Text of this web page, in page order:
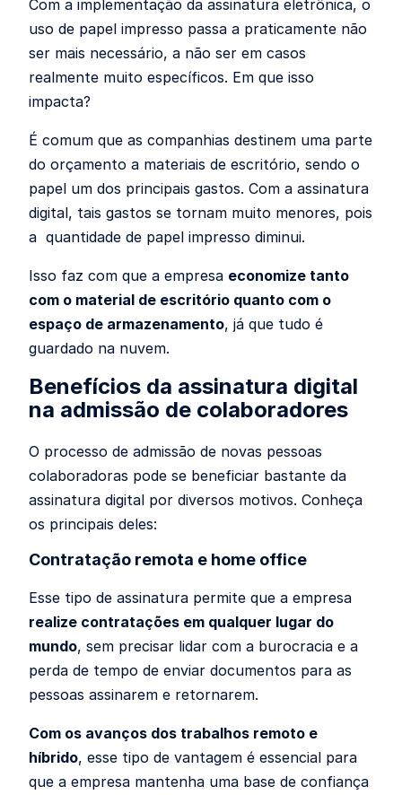
Com a implementação da assinatura eletrônica, o
uso de papel impresso passa a praticamente não
ser mais necessário, a não ser em casos
realmente muito específicos. Em que isso
impacta?
É comum que as companhias destinem uma parte
do orçamento a materiais de escritório, sendo o
papel um dos principais gastos. Com a assinatura
digital, tais gastos se tornam muito menores, pois
a quantidade de papel impresso diminui.
Isso faz com que a empresa economize tanto
com o material de escritório quanto com o
espaço de armazenamento, já que tudo é
guardado na nuvem.
Benefícios da assinatura digital
na admissão de colaboradores
O processo de admissão de novas pessoas
colaboradoras pode se beneficiar bastante da
assinatura digital por diversos motivos. Conheça
os principais deles:
Contratação remota e home office
Esse tipo de assinatura permite que a empresa
realize contratações em qualquer lugar do
mundo, sem precisar lidar com a burocracia e a
perda de tempo de enviar documentos para as
pessoas assinarem e retornarem.
Com os avanços dos trabalhos remoto e
híbrido, esse tipo de vantagem é essencial para
que a empresa mantenha uma base de confiança